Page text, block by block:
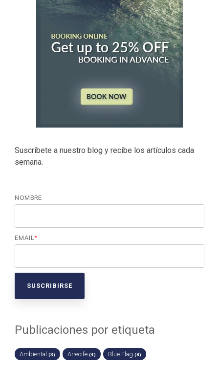
Suscríbete a nuestro blog y recibe los artículos cada
semana.
NOMBRE
EMAIL *
Publicaciones por etiqueta
Ambiental (3) Arrecife (4) Blue Flag (8)